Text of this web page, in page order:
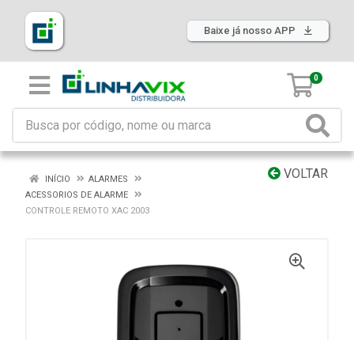
Baixe já nosso APP
0
VOLTAR
INÍCIO
ALARMES
ACESSORIOS DE ALARME
CONTROLE REMOTO XAC 2003